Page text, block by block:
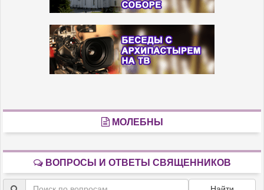
МОЛЕБНЫ
ВОПРОСЫ И ОТВЕТЫ СВЯЩЕННИКОВ